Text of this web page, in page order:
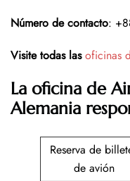
Número de contacto:
Visite todas las oficinas
La oficina de
Alemania
Reserva de
de avión